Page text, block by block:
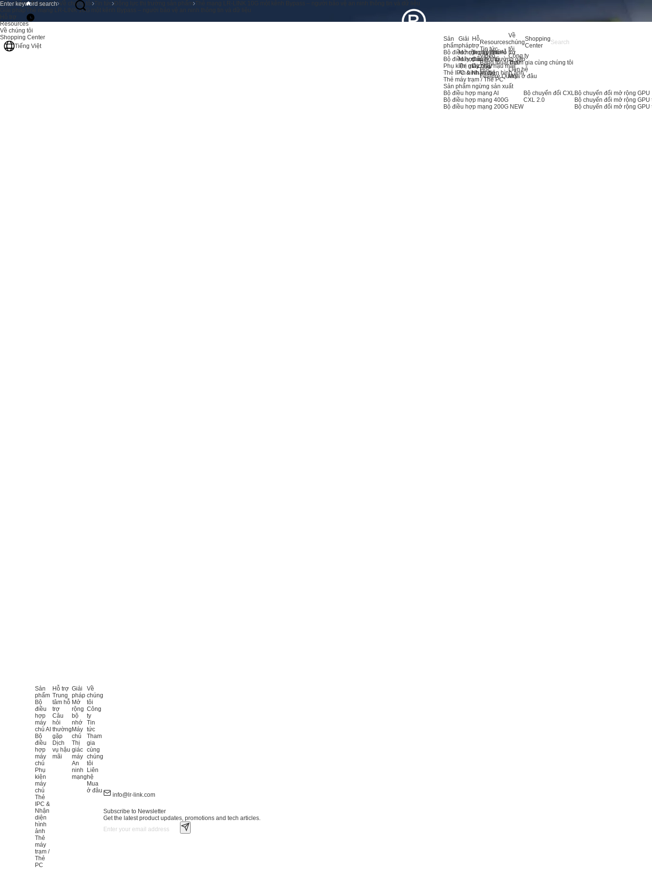
Sản
phẩm
Bộ điều hợp máy chủ AI
Bộ điều hợp máy chủ
Phụ kiện máy chủ
Thẻ IPC & Nhận diện hình ảnh
Thẻ máy trạm / Thẻ PC
Sản phẩm ngừng sản xuất
Bộ điều hợp mạng AI
Bộ điều hợp mạng 400G
Bộ điều hợp mạng 200G NEW
Bộ chuyển đổi CXL
CXL 2.0
Bộ chuyển đổi mở rộng GPU
Bộ chuyển đổi mở rộng
Bộ chuyển đổi mở rộng GPU
Giải
pháp
Mở rộng bộ nhớ
Máy chủ
Thị giác máy
An ninh mạng
Hỗ
trợ
Trung tâm hỗ trợ
Câu hỏi thường gặp
Dịch vụ hậu mãi
Resources
Tin tức
Video
Bảng thuật ngữ
Học
Feature Query
Về
chúng
tôi
Công ty
Tham gia cùng chúng tôi
Liên hệ
Mua ở đâu
Shopping
Center
Sản phẩm
Giải pháp
Hỗ trợ
Resources
Về chúng tôi
Shopping Center
Tiếng Việt
Trang chủ Về chúng tôi Tin tức Động lực thị trường sản phẩm Thẻ mạng LR-LINK 10G một kênh Bypass – người bảo vệ an ninh thông tin và dữ liệu
Thẻ mạng LR-LINK 10G một kênh Bypass – người bảo vệ an ninh thông tin và dữ liệu
Sản
phẩm
Bộ
điều
hợp
máy
chủ AI
Bộ
điều
hợp
máy
chủ
Phụ
kiện
máy
chủ
Thẻ
IPC &
Nhận
diện
hình
ảnh
Thẻ
máy
trạm /
Thẻ
PC
Hỗ trợ
Trung
tâm hỗ
trợ
Câu
hỏi
thường
gặp
Dịch
vụ hậu
mãi
Giải
pháp
Mở
rộng
bộ
nhớ
Máy
chủ
Thị
giác
máy
An
ninh
mạng
Về
chúng
tôi
Công
ty
Tin
tức
Tham
gia
cùng
chúng
tôi
Liên
hệ
Mua
ở đâu
info@lr-link.com
Subscribe to Newsletter
Get the latest product updates, promotions and tech articles.